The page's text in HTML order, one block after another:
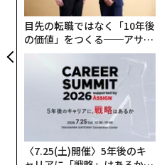
目先の転職ではなく「10年後
の価値」をつくる──アサイ
ンの長期伴走型支援とは
〈7.25(土)開催〉5年後のキ